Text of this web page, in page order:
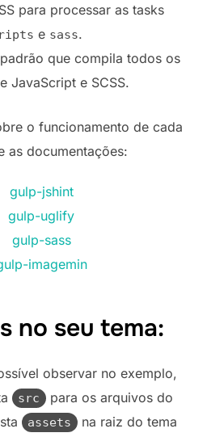
para processar as tasks
e sass.
que compila todos os
JavaScript e SCSS.
o funcionamento de cada
as documentações:
gulp-jshint
gulp-uglify
gulp-sass
imagemin
no seu tema:
observar no exemplo,
src para os arquivos do
assets na raiz do tema